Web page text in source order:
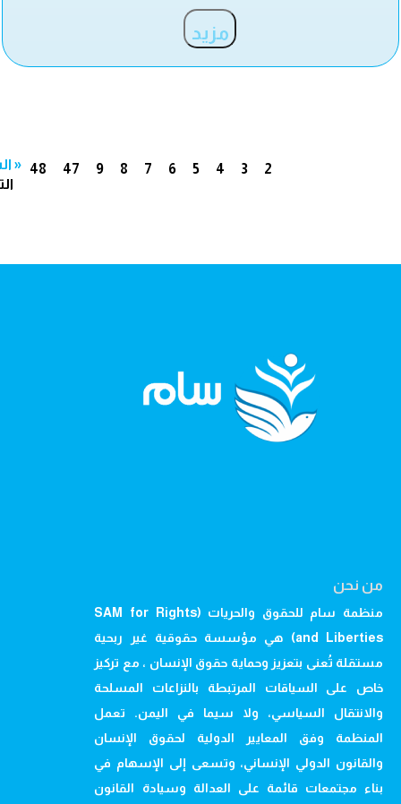
مزيد
« 2
3
4
5
6
7
8
9
47
48
من نحن
منظمة سام للحقوق والحريات (SAM for Rights
and Liberties) هي مؤسسة حقوقية غير ربحية
مستقلة تُعنى بتعزيز وحماية حقوق الإنسان ، مع تركيز
خاص على السياقات المرتبطة بالنزاعات المسلحة
والانتقال السياسي، ولا سيما في اليمن. تعمل
المنظمة وفق المعايير الدولية لحقوق الإنسان
والقانون الدولي الإنساني، وتسعى إلى الإسهام في
بناء مجتمعات قائمة على العدالة وسيادة القانون